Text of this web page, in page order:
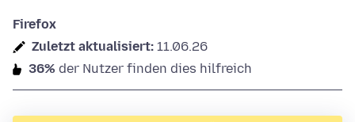
Firefox
Zuletzt aktualisiert: 11.06.26
36% der Nutzer finden dies hilfreich